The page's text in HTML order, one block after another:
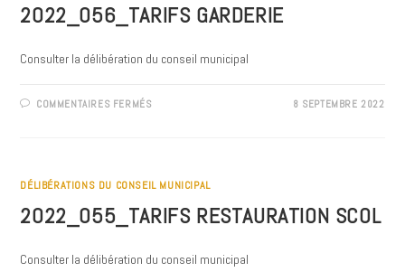
2022_056_TARIFS GARDERIE
Consulter la délibération du conseil municipal
COMMENTAIRES FERMÉSSUR 8 SEPTEMBRE 2022
DÉLIBÉRATIONS DU CONSEIL MUNICIPAL
2022_055_TARIFS RESTAURATION SCOL
Consulter la délibération du conseil municipal